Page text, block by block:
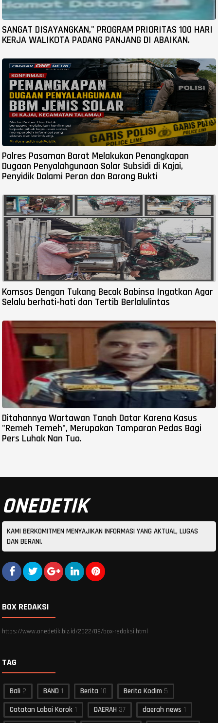
SANGAT DISAYANGKAN," PROGRAM PRIORITAS 100 HARI
KERJA WALIKOTA PADANG PANJANG DI ABAIKAN.
Polres Pasaman Barat Melakukan Penangkapan
Dugaan Penyalahgunaan Solar Subsidi di Kajai,
Penyidik Dalami Peran dan Barang Bukti
Komsos Dengan Tukang Becak Babinsa Ingatkan Agar
Selalu berhati-hati dan Tertib Berlalulintas
Ditahannya Wartawan Tanah Datar Karena Kasus
"Remeh Temeh", Merupakan Tamparan Pedas Bagi
Pers Luhak Nan Tuo.
ONEDETIK
KAMI BERKOMITMEN MENYAJIKAN INFORMASI YANG AKTUAL, LUGAS
DAN BERANI.
BOX REDAKSI
https://www.onedetik.biz.id/2022/09/box-redaksi.html
TAG
Bali 2 BAND 1 Berita 10 Berita Kodim 5
Catatan Labai Korok 1 DAERAH 37 daerah news 1